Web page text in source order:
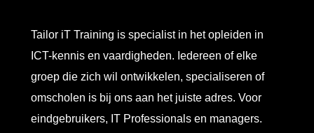
Tailor iT Training is specialist in het opleiden in
ICT-kennis en vaardigheden. Iedereen of elke
groep die zich wil ontwikkelen, specialiseren of
omscholen is bij ons aan het juiste adres. Voor
eindgebruikers, IT Professionals en managers.